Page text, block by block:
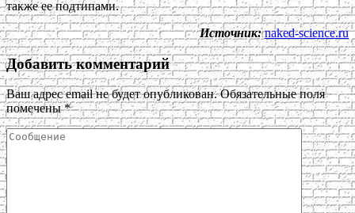
также ее подтипами.
Источник: naked-science.ru
Добавить комментарий
Ваш адрес email не будет опубликован. Обязательные поля
помечены*